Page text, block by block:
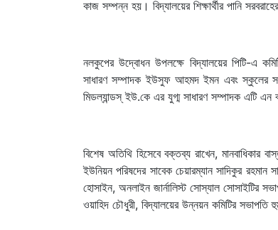
কাজ সম্পন্ন হয়। বিদ্যালয়ের শিক্ষার্থীর পানি
নলকুপের উদ্বোধন উপলক্ষে বিদ্যালয়ের পিটি-এ
সাধারণ সম্পাদক ইউসুফ আহমদ ইমন এবং স্কুলের
মিডল্যান্ডস্ ইউ.কে এর যুগ্ম সাধারণ সম্পাদক এটি এন
বিশেষ অতিথি হিসেবে বক্তব্য রাখেন, মানবাধিকার
ইউনিয়ন পরিষদের সাবেক চেয়ারম্যান সাদিকুর
হোসাইন, অনলাইন জার্নালিস্ট সোস্যাল সোসাইটির
ওয়াহিদ চৌধুরী, বিদ্যালয়ের উন্নয়ন কমিটির সভাপতি